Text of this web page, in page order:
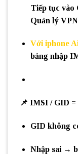
Tiếp tục vào
Quản lý
Với iphone
bảng nhập
📌 IMSI / GID =
GID không
Nhập sai →